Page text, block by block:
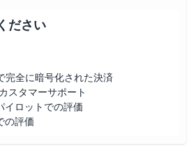
ださい
完全に暗号化された決済
スタマーサポート
イロットでの評価
の評価